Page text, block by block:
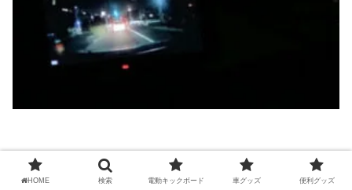
常に鮮明に録画できるので、安心です！
HOME 検索 電動キックボード 車グッズ 便利グッズ